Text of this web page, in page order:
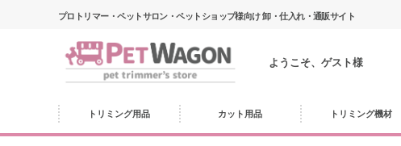
プロトリマー・ペットサロン・ペットショップ様向け 卸・仕入れ・通販サイト
ようこそ、ゲスト様
トリミング用品 カット用品 トリミング機材